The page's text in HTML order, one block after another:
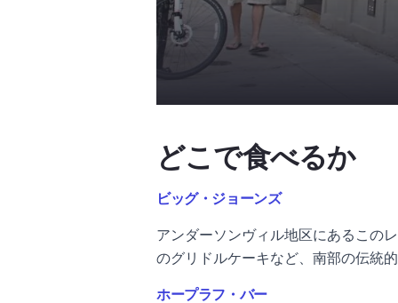
どこで食べるか
ビッグ・ジョーンズ
アンダーソンヴィル地区にあるこの
のグリドルケーキなど、南部の伝統
ホープラフ・バー